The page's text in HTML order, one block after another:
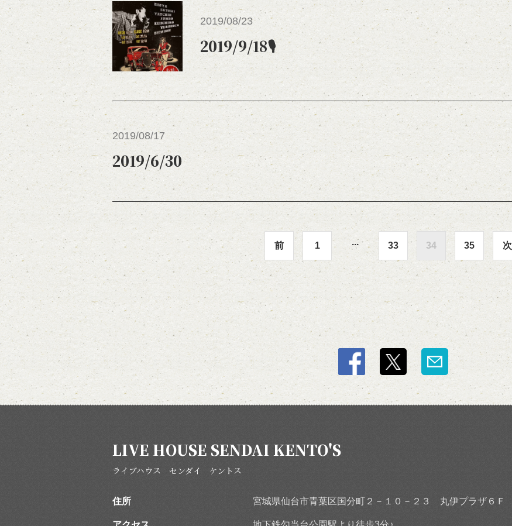
2019/08/23
2019/9/18🎙
2019/08/17
2019/6/30
前 1 ... 33 34 35 次
LIVE HOUSE SENDAI KENTO'S
ライブハウス センダイ ケントス
住所 宮城県仙台市青葉区国分町２－１０－２３ 丸伊プラザ６Ｆ